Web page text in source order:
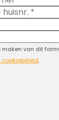
maken van dit
cookiebeleid.